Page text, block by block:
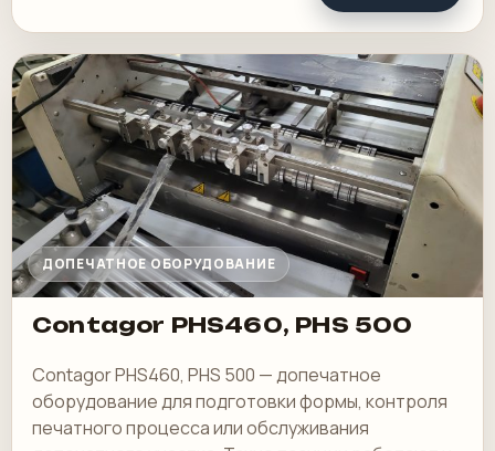
ДОПЕЧАТНОЕ ОБОРУДОВАНИЕ
Contagor PHS460, PHS 500
Contagor PHS460, PHS 500 — допечатное
оборудование для подготовки формы, контроля
печатного процесса или обслуживания